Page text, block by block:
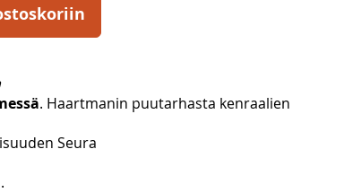
. Haartmanin puutarhasta kenraalien
Seura